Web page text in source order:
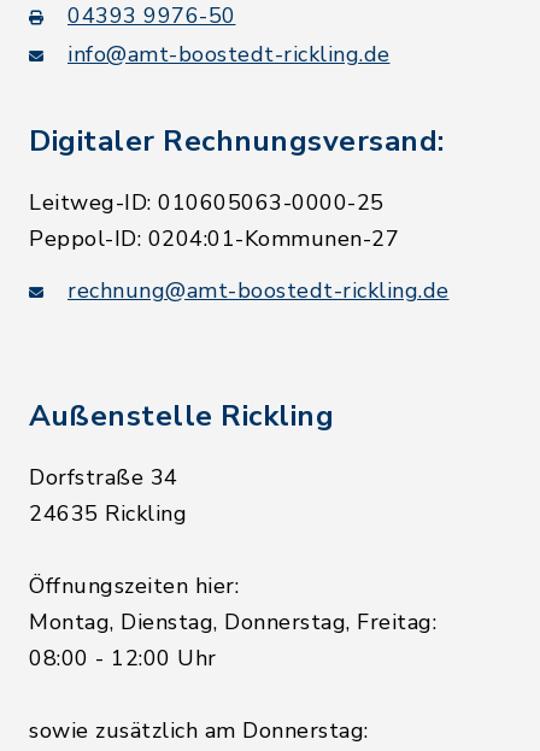
04393 9976-50
info@amt-boostedt-rickling.de
Digitaler Rechnungsversand:
Leitweg-ID: 010605063-0000-25
Peppol-ID: 0204:01-Kommunen-27
rechnung@amt-boostedt-rickling.de
Außenstelle Rickling
Dorfstraße 34
24635 Rickling
Öffnungszeiten hier:
Montag, Dienstag, Donnerstag, Freitag:
08:00 - 12:00 Uhr
sowie zusätzlich am Donnerstag: